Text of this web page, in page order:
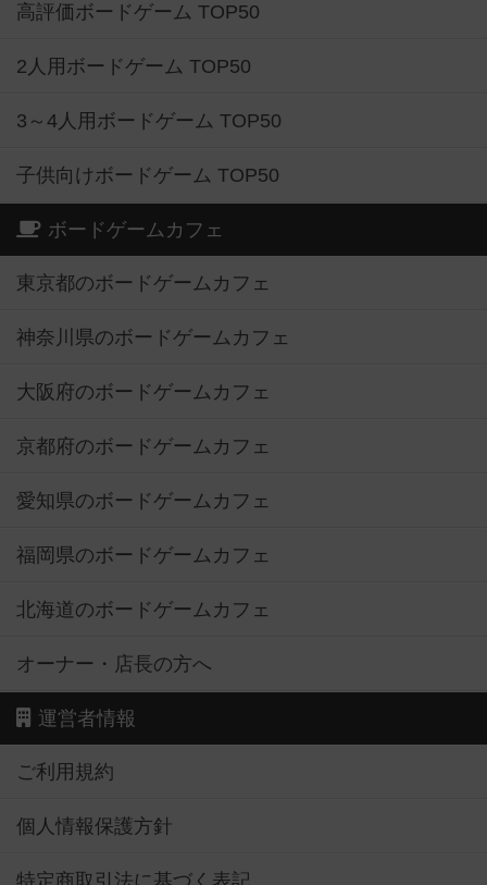
高評価ボードゲーム TOP50
2人用ボードゲーム TOP50
3～4人用ボードゲーム TOP50
子供向けボードゲーム TOP50
ボードゲームカフェ
東京都のボードゲームカフェ
神奈川県のボードゲームカフェ
大阪府のボードゲームカフェ
京都府のボードゲームカフェ
愛知県のボードゲームカフェ
福岡県のボードゲームカフェ
北海道のボードゲームカフェ
オーナー・店長の方へ
運営者情報
ご利用規約
個人情報保護方針